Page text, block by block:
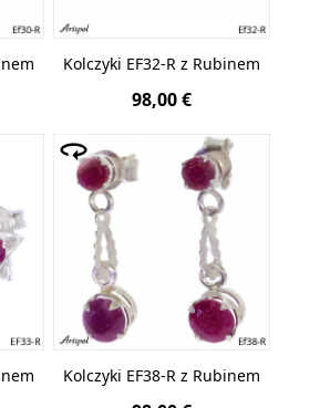
Kolczyki EF32-R z Rubinem
98,00 €
Kolczyki EF38-R z Rubinem